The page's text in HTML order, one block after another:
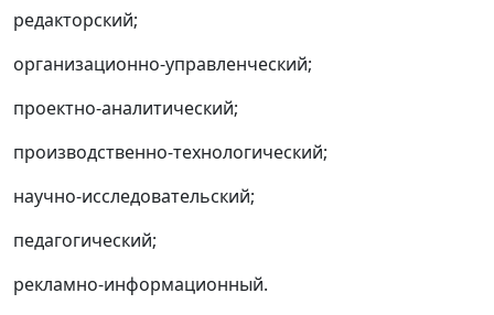
редакторский;
организационно-управленческий;
проектно-аналитический;
производственно-технологический;
научно-исследовательский;
педагогический;
рекламно-информационный.